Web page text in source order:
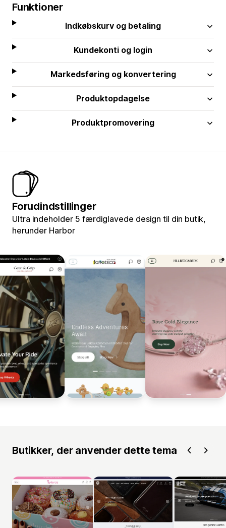
Funktioner
Indkøbskurv og betaling
Kundekonti og login
Markedsføring og konvertering
Produktopdagelse
Produktpromovering
Forudindstillinger
Ultra indeholder 5 færdiglavede design til din butik,
herunder Harbor
Butikker, der anvender dette tema